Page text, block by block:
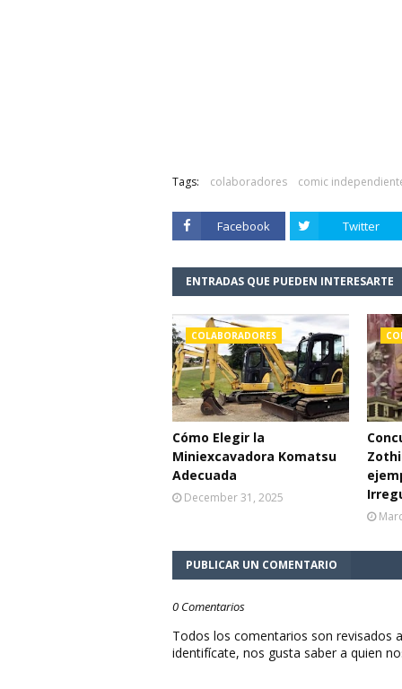
Tags: colaboradores comic
Facebook Twitter
ENTRADAS QUE PUEDEN INTERESARTE
COLABORADORES
Cómo Elegir la
Miniexcavadora Komatsu
Adecuada
December 31, 2025
PUBLICAR UN COMENTARIO
0 Comentarios
Todos los comentarios son revisados
identifícate, nos gusta saber a quien